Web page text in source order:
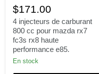
injecteurs
de
carburant
800
cc
pour
mazda
rx7
$171.00
4 injecteurs de carburant
800 cc pour mazda rx7
fc3s rx8 haute
performance e85.
En stock